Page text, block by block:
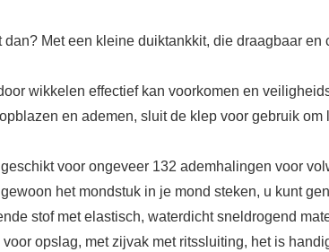
Met een kleine duiktankkit, die draagbaar en
wikkelen effectief kan voorkomen en
en ademen, sluit de klep voor gebruik om
voor ongeveer 132 ademhalingen voor
het mondstuk in je mond steken, u kunt
stof met elastisch, waterdicht sneldrogend
opslag, met zijvak met ritssluiting, het is